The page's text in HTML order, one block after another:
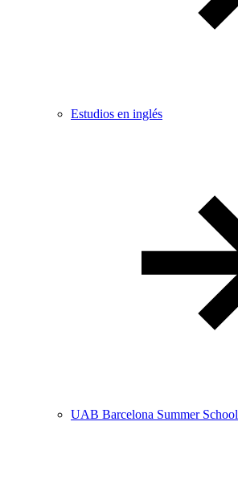
Estudios en inglés
UAB Barcelona Summer School